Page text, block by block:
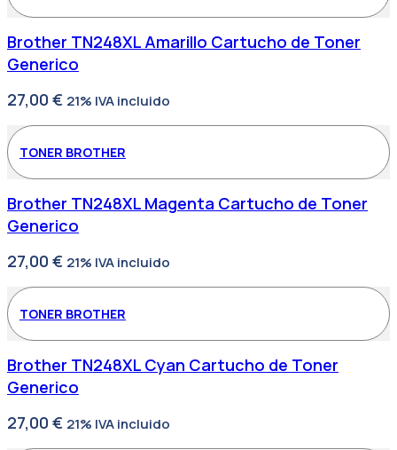
Brother TN248XL Amarillo Cartucho de Toner
Generico
27,00 € 21% IVA incluido
TONER BROTHER
Brother TN248XL Magenta Cartucho de Toner
Generico
27,00 € 21% IVA incluido
TONER BROTHER
Brother TN248XL Cyan Cartucho de Toner
Generico
27,00 € 21% IVA incluido